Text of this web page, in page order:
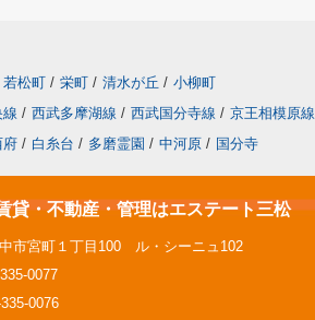
若松町 / 栄町 / 清水が丘 / 小柳町
線 / 西武多摩湖線 / 西武国分寺線 / 京王相模原線
府 / 白糸台 / 多磨霊園 / 中河原 / 国分寺
貸・不動産・管理はエステート三松
市宮町１丁目100 ル・シーニュ102
0077
0076